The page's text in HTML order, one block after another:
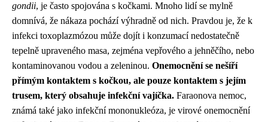
gondii, je často spojována s kočkami. Mnoho lidí se mylně
domnívá, že nákaza pochází výhradně od nich. Pravdou je, že k
infekci toxoplazmózou může dojít i konzumací nedostatečně
tepelně upraveného masa, zejména vepřového a jehněčího, nebo
kontaminovanou vodou a zeleninou. Onemocnění se nešíří
přímým kontaktem s kočkou, ale pouze kontaktem s jejím
trusem, který obsahuje infekční vajíčka. Faraonova nemoc,
známá také jako infekční mononukleóza, je virové onemocnění